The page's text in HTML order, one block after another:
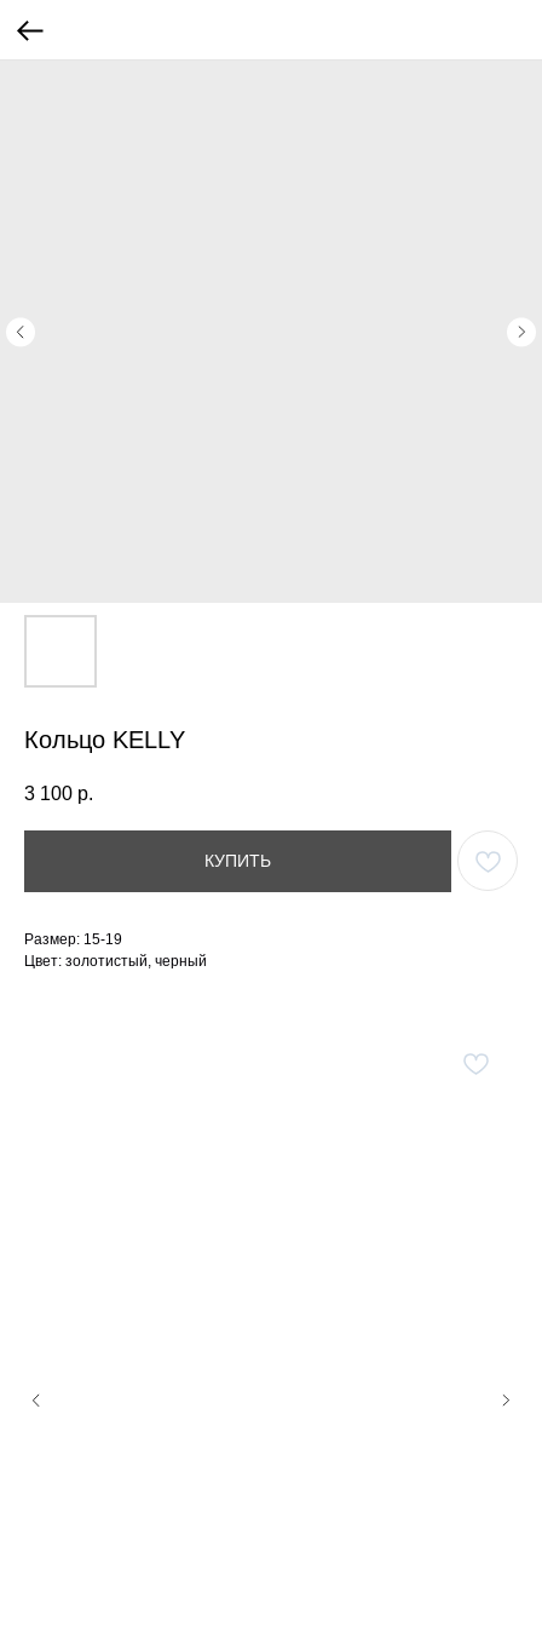
Кольцо KELLY
3 100 р.
КУПИТЬ
Размер: 15-19
Цвет: золотистый, черный